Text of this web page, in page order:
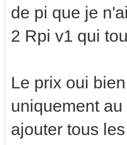
de pi que je
2 Rpi v1 qui
Le prix oui
uniquement
ajouter tous